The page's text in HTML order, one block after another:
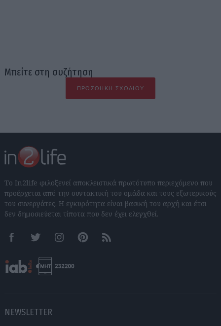
Μπείτε στη συζήτηση
ΠΡΟΣΘΉΚΗ ΣΧΟΛΊΟΥ
Το In2life φιλοξενεί αποκλειστικά πρωτότυπο περιεχόμενο που
προέρχεται από την συντακτική του ομάδα και τους εξωτερικούς
του συνεργάτες. Η εγκυρότητα είναι βασική του αρχή και έτσι
δεν δημοσιεύεται τίποτα που δεν έχει ελεγχθεί.
FacebookTwitter InstagramPinterestRSS feeds
NEWSLETTER